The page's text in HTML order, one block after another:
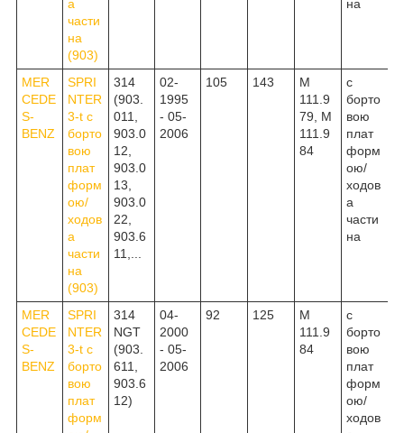
а
части
на
(903)
на
MER
CEDE
S-
BENZ
SPRI
NTER
3-t c
борто
вою
плат
форм
ою/
ходов
а
части
на
(903)
314
(903.
011,
903.0
12,
903.0
13,
903.0
22,
903.6
11,...
02-
1995
- 05-
2006
105 143
M
111.9
79, M
111.9
84
c
борто
вою
плат
форм
ою/
ходов
а
части
на
MER
CEDE
S-
BENZ
SPRI
NTER
3-t c
борто
вою
плат
форм
314
NGT
(903.
611,
903.6
12)
04-
2000
- 05-
2006
92 125
M
111.9
84
c
борто
вою
плат
форм
ою/
ходов